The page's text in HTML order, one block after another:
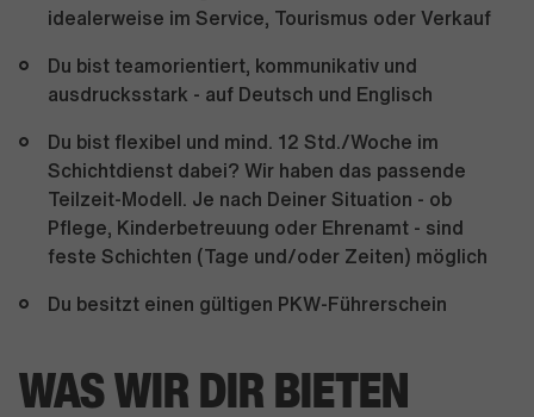
idealerweise im Service, Tourismus oder Verkauf
Du bist teamorientiert, kommunikativ und
ausdrucksstark - auf Deutsch und Englisch
Du bist flexibel und mind. 12 Std./Woche im
Schichtdienst dabei? Wir haben das passende
Teilzeit-Modell. Je nach Deiner Situation - ob
Pflege, Kinderbetreuung oder Ehrenamt - sind
feste Schichten (Tage und/oder Zeiten) möglich
Du besitzt einen gültigen PKW-Führerschein
WAS WIR DIR BIETEN